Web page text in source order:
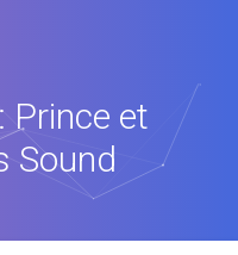
Prince et
Sound